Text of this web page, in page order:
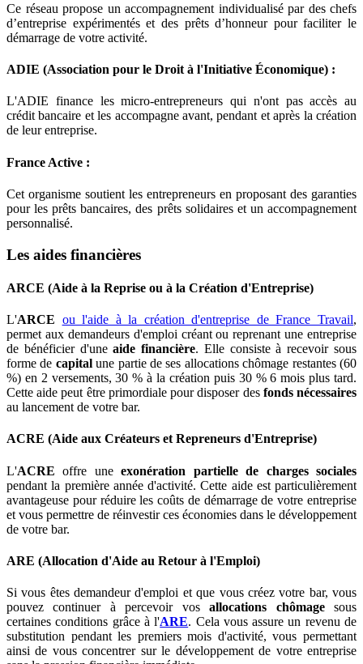
Ce réseau propose un accompagnement individualisé par des chefs
d’entreprise expérimentés et des prêts d’honneur pour faciliter le
démarrage de votre activité.
ADIE (Association pour le Droit à l'Initiative Économique) :
L'ADIE finance les micro-entrepreneurs qui n'ont pas accès au
crédit bancaire et les accompagne avant, pendant et après la création
de leur entreprise.
France Active :
Cet organisme soutient les entrepreneurs en proposant des garanties
pour les prêts bancaires, des prêts solidaires et un accompagnement
personnalisé.
Les aides financières
ARCE (Aide à la Reprise ou à la Création d'Entreprise)
L'ARCE ou l'aide à la création d'entreprise de France Travail,
permet aux demandeurs d'emploi créant ou reprenant une entreprise
de bénéficier d'uneaide financière. Elle consiste à recevoir sous
forme de capitalune partie de ses allocations chômage restantes (60
%) en 2 versements, 30 % à la création puis 30 % 6 mois plus tard.
Cette aide peut être primordiale pour disposer des fonds nécessaires
au lancement de votre bar.
ACRE (Aide aux Créateurs et Repreneurs d'Entreprise)
L'ACRE offre uneexonération partielle de charges sociales
pendant la première année d'activité. Cette aide est particulièrement
avantageuse pour réduire les coûts de démarrage de votre entreprise
et vous permettre de réinvestir ces économies dans le développement
de votre bar.
ARE (Allocation d'Aide au Retour à l'Emploi)
Si vous êtes demandeur d'emploi et que vous créez votre bar, vous
pouvez continuer à percevoir vosallocations chômagesous
certaines conditions grâce à l'ARE. Cela vous assure un revenu de
substitution pendant les premiers mois d'activité, vous permettant
ainsi de vous concentrer sur le développement de votre entreprise